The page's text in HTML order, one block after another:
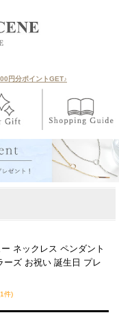
円分ポイントGET♪
ネックレス ペンダント
ーズ お祝い 誕生日 プレ
件)